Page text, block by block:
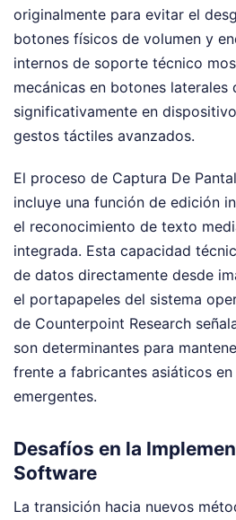
originalmente para evitar el
botones físicos de volumen y
internos de soporte técnico
mecánicas en botones laterales
significativamente en
gestos táctiles avanzados.
El proceso de Captura De
incluye una función de edición
el reconocimiento de texto
integrada. Esta capacidad
de datos directamente desde
el portapapeles del sistema
de Counterpoint Research
son determinantes para
frente a fabricantes asiáticos
emergentes.
Desafíos en la
Software
La transición hacia nuevos